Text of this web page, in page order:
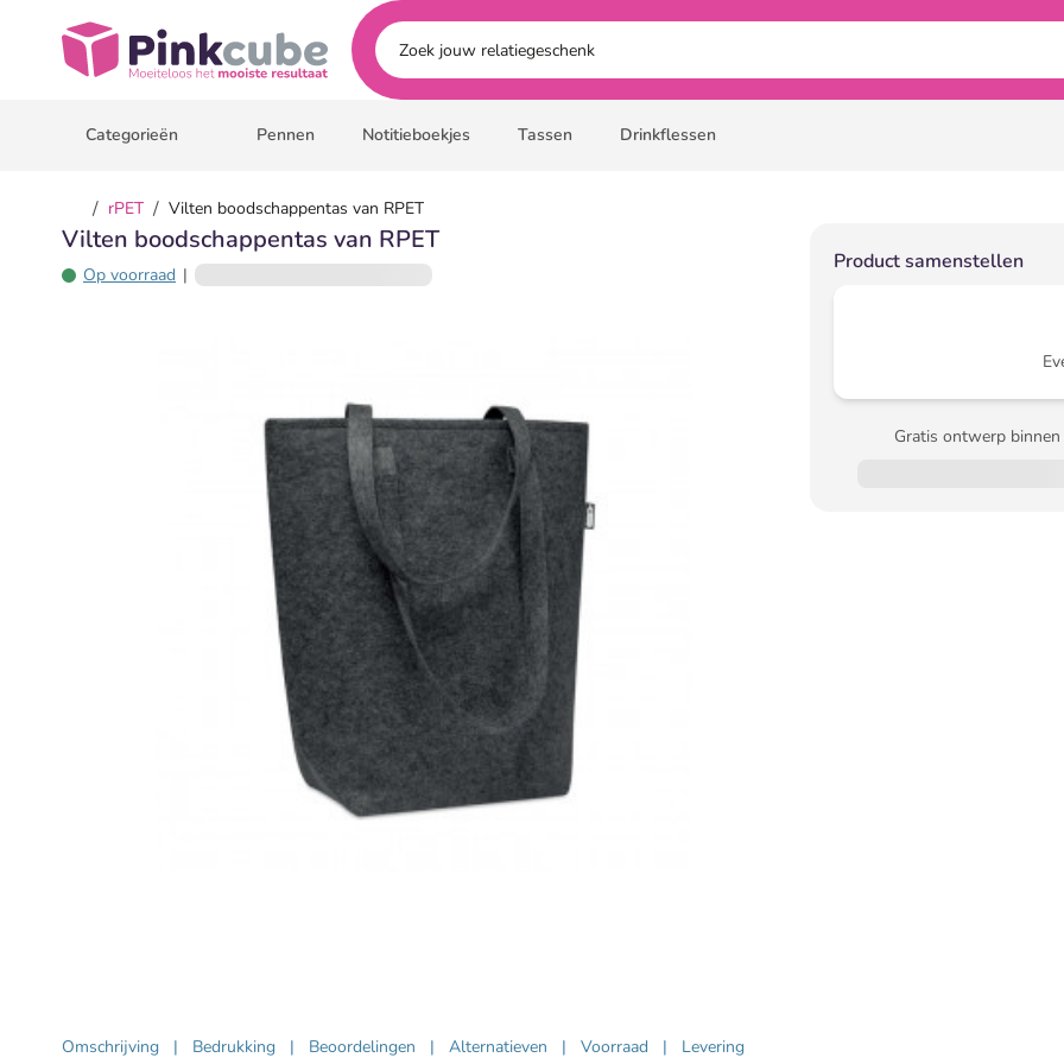
Pinkcube
Categorieën Pennen Notitieboekjes Tassen Drinkflessen
/ rPET / Vilten boodschappentas van RPET
Vilten boodschappentas van RPET
Op voorraad |
Product samenstellen
Gratis ontwerp binnen
Omschrijving | Bedrukking | Beoordelingen | Alternatieven | Voorraad | Levering